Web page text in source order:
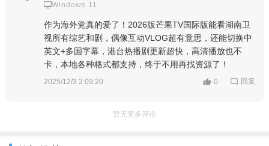
Windows 11
作为海外党真的爱了！2026版芒果TV国际版能看湖南卫
视所有综艺和剧，偶像互动VLOG超有意思，还能切换中
英文+多国字幕，港台热播剧更新超快，高清播放也不
卡，本地各种格式都支持，终于不用再找资源了！
2025/12/3 2:09:20 0 回复
暂无更多评论